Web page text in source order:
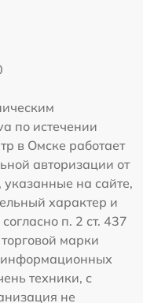
по истечении
в Омске работает
авторизации от
на сайте,
характер и
п. 2 ст. 437
марки
информационных
техники, с
не